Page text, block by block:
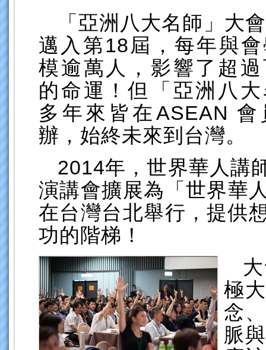
「亞洲八大名師」大
邁入第18屆，每年與
模逾萬人，影響了超
的命運！但「亞洲八
多年來皆在ASEAN 會
辦，始終未來到台灣。
2014年，世界華人講
演講會擴展為「世界華
在台灣台北舉行，提供
功的階梯！
極
念
脈